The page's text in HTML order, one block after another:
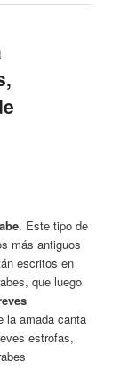
. Este tipo de
más antiguos
escritos en
que luego
la amada canta
estrofas,